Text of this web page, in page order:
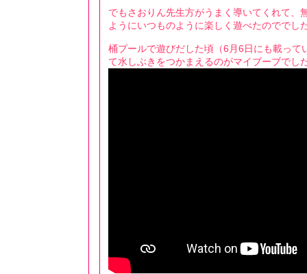
でもさおりん先生方がうまく導いてくれて、
ようにいつものように楽しく遊べたのでで
桶プールで遊びだした頃（6月6日にも載って
て水しぶきをつかまえるのがマイブーブで